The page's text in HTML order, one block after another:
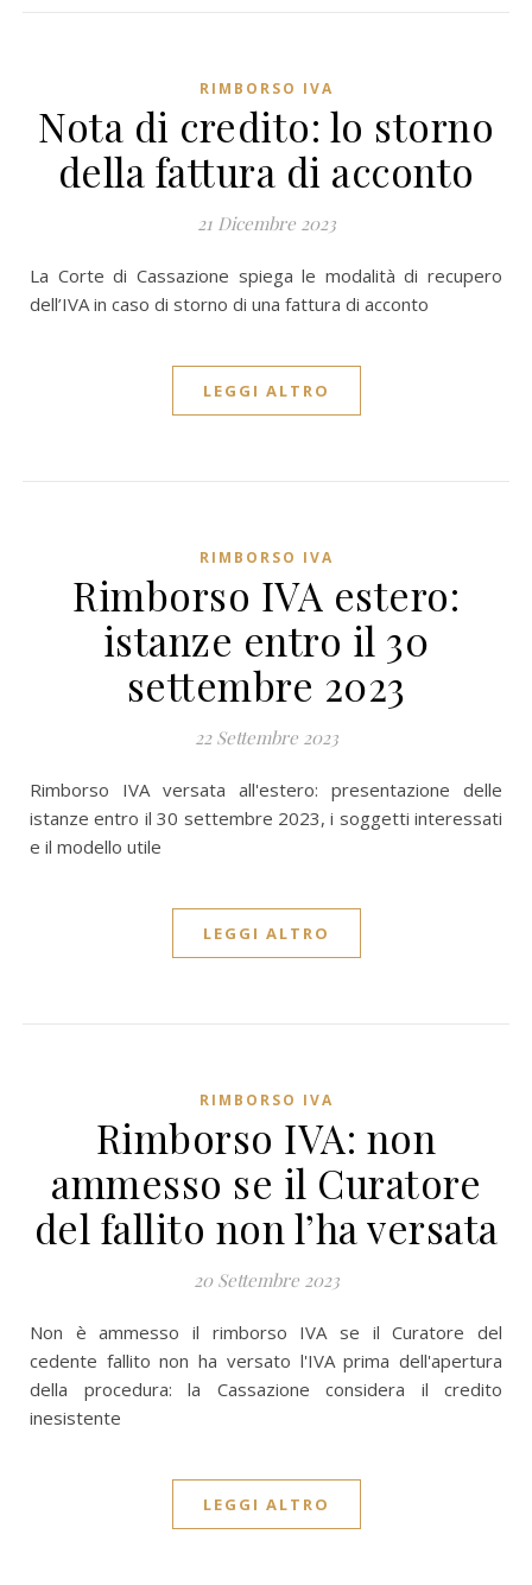
RIMBORSO IVA
Nota di credito: lo storno
della fattura di acconto
21 Dicembre 2023
La Corte di Cassazione spiega le modalità di recupero
dell’IVA in caso di storno di una fattura di acconto
LEGGI ALTRO
RIMBORSO IVA
Rimborso IVA estero:
istanze entro il 30
settembre 2023
22 Settembre 2023
Rimborso IVA versata all'estero: presentazione delle
istanze entro il 30 settembre 2023, i soggetti interessati
e il modello utile
LEGGI ALTRO
RIMBORSO IVA
Rimborso IVA: non
ammesso se il Curatore
del fallito non l’ha versata
20 Settembre 2023
Non è ammesso il rimborso IVA se il Curatore del
cedente fallito non ha versato l'IVA prima dell'apertura
della procedura: la Cassazione considera il credito
inesistente
LEGGI ALTRO